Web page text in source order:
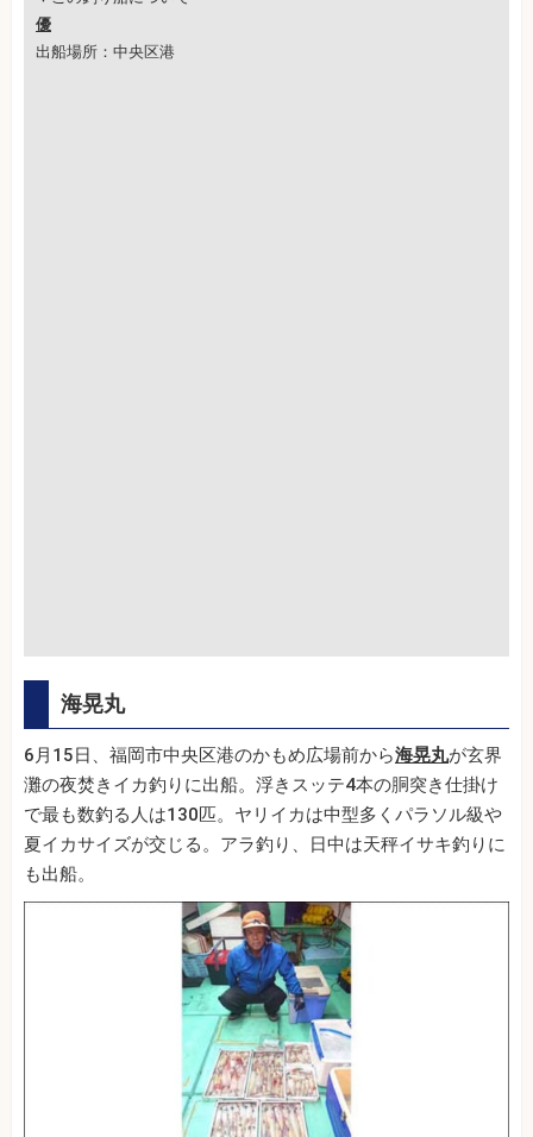
優
出船場所：中央区港
海晃丸
6月15日、福岡市中央区港のかもめ広場前から海晃丸が玄界
灘の夜焚きイカ釣りに出船。浮きスッテ4本の胴突き仕掛け
で最も数釣る人は130匹。ヤリイカは中型多くパラソル級や
夏イカサイズが交じる。アラ釣り、日中は天秤イサキ釣りに
も出船。